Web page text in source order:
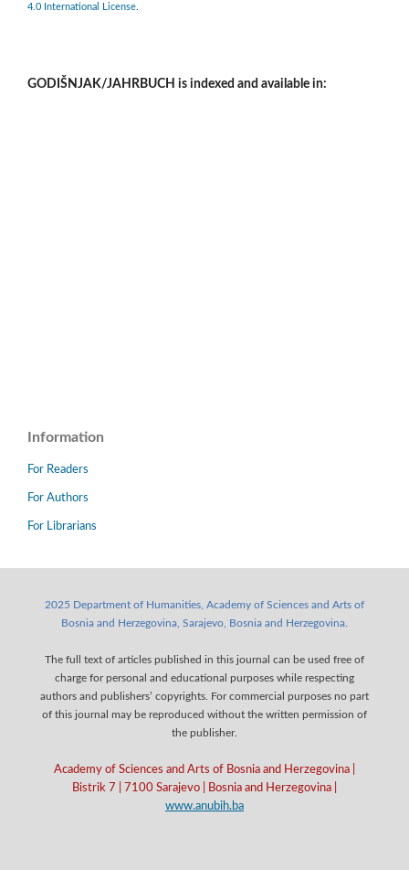
4.0 International License
GODIŠNJAK/JAHRBUCH is indexed and available in:
Information
For Readers
For Authors
For Librarians
2025 Department of Humanities, Academy of Sciences and Arts of
Bosnia and Herzegovina, Sarajevo, Bosnia and Herzegovina.
The full text of articles published in this journal can be used free of
charge for personal and educational purposes while respecting
authors and publishers’ copyrights. For commercial purposes no part
of this journal may be reproduced without the written permission of
the publisher.
Academy of Sciences and Arts of Bosnia and Herzegovina |
Bistrik 7 | 7100 Sarajevo | Bosnia and Herzegovina |
www.anubih.ba